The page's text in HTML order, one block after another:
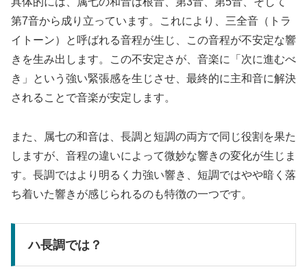
第7音から成り立っています。これにより、三全音（トラ
イトーン）と呼ばれる音程が生じ、この音程が不安定な響
きを生み出します。この不安定さが、音楽に「次に進むべ
き」という強い緊張感を生じさせ、最終的に主和音に解決
されることで音楽が安定します。
また、属七の和音は、長調と短調の両方で同じ役割を果た
しますが、音程の違いによって微妙な響きの変化が生じま
す。長調ではより明るく力強い響き、短調ではやや暗く落
ち着いた響きが感じられるのも特徴の一つです。
ハ長調では？